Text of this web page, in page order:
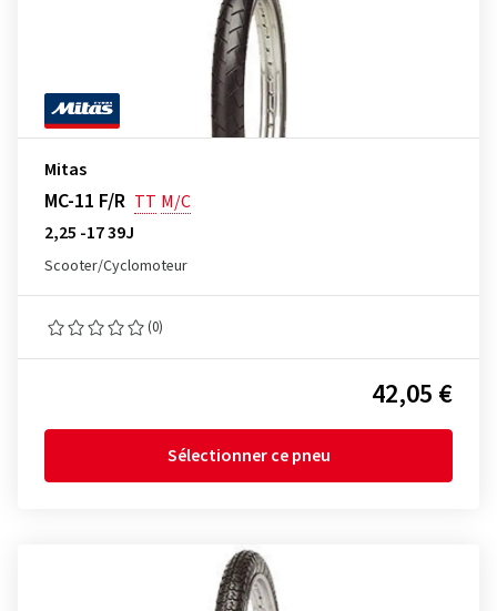
Mitas
MC-11 F/R TT M/C
2,25 -17 39J
Scooter/Cyclomoteur
(0)
42,05 €
Sélectionner ce pneu